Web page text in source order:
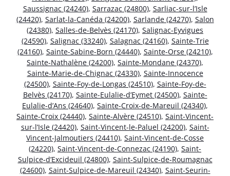
Saussignac (24240), Sarrazac (24800), Sarliac-sur-l’Isle
(24420), Sarlat-la-Canéda (24200), Sarlande (24270), Salon
(24380), Salles-de-Belvès (24170), Salignac-Eyvigues
(24590), Salignac (33240), Salagnac (24160), Sainte-Trie
(24160), Sainte-Sabine-Born (24440), Sainte-Orse (24210),
Sainte-Nathalène (24200), Sainte-Mondane (24370),
Sainte-Marie-de-Chignac (24330), Sainte-Innocence
(24500), Sainte-Foy-de-Longas (24510), Sainte-Foy-de-
Belvès (24170), Sainte-Eulalie-d’Eymet (24500), Sainte-
Eulalie-d’Ans (24640), Sainte-Croix-de-Mareuil (24340),
Sainte-Croix (24440), Sainte-Alvère (24510), Saint-Vincent-
sur-l’Isle (24420), Saint-Vincent-le-Paluel (24200), Saint-
Vincent-Jalmoutiers (24410), Saint-Vincent-de-Cosse
(24220), Saint-Vincent-de-Connezac (24190), Saint-
Sulpice-d’Excideuil (24800), Saint-Sulpice-de-Roumagnac
(24600), Saint-Sulpice-de-Mareuil (24340), Saint-Seurin-